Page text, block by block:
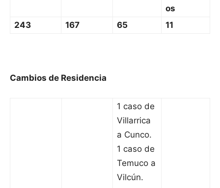
os
243
167 65 11
Cambios de Residencia
1 caso de
Villarrica
a Cunco.
1 caso de
Temuco a
Vilcún.